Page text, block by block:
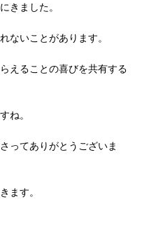
きました。
ないことがあります。
えることの喜びを共有する
ね。
ってありがとうございま
ます。